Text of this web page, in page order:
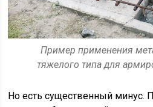
Пример применения
тяжелого типа для
Но есть существенный минус.